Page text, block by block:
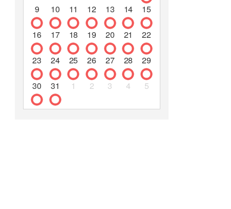
9 10 11 12 13 14 15
16 17 18 19 20 21 22
23 24 25 26 27 28 29
30 31 1 2 3 4 5